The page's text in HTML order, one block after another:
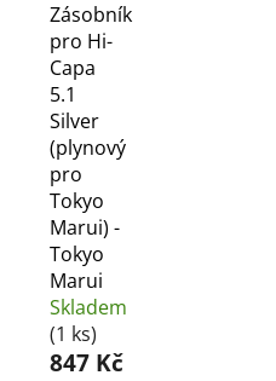
Zásobník
pro Hi-
Capa
5.1
Silver
(plynový
pro
Tokyo
Marui) -
Tokyo
Marui
Skladem
(1 ks)
847 Kč